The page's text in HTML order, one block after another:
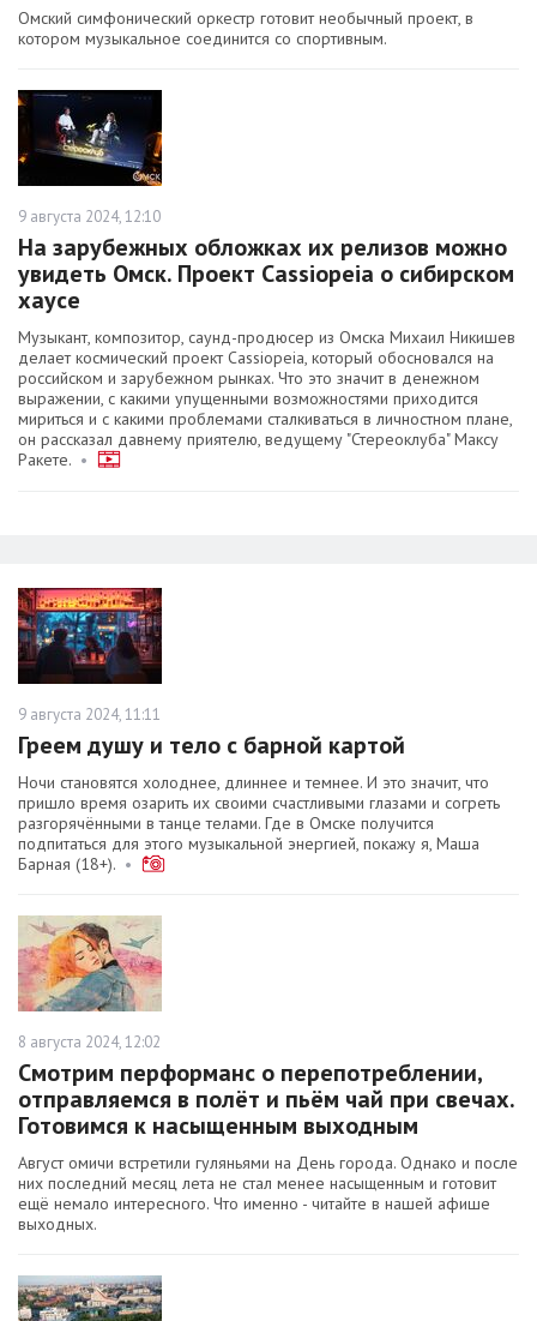
Омский симфонический оркестр готовит необычный проект, в
котором музыкальное соединится со спортивным.
9 августа 2024, 12:10
На зарубежных обложках их релизов можно
увидеть Омск. Проект Cassiopeia о сибирском
хаусе
Музыкант, композитор, саунд-продюсер из Омска Михаил Никишев
делает космический проект Cassiopeia, который обосновался на
российском и зарубежном рынках. Что это значит в денежном
выражении, с какими упущенными возможностями приходится
мириться и с какими проблемами сталкиваться в личностном плане,
он рассказал давнему приятелю, ведущему "Стереоклуба" Максу
Ракете. •
9 августа 2024, 11:11
Греем душу и тело с барной картой
Ночи становятся холоднее, длиннее и темнее. И это значит, что
пришло время озарить их своими счастливыми глазами и согреть
разгорячёнными в танце телами. Где в Омске получится
подпитаться для этого музыкальной энергией, покажу я, Маша
Барная (18+). •
8 августа 2024, 12:02
Смотрим перформанс о перепотреблении,
отправляемся в полёт и пьём чай при свечах.
Готовимся к насыщенным выходным
Август омичи встретили гуляньями на День города. Однако и после
них последний месяц лета не стал менее насыщенным и готовит
ещё немало интересного. Что именно - читайте в нашей афише
выходных.